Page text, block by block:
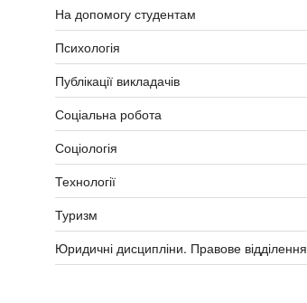
На допомогу студентам
Психологія
Публікації викладачів
Соціальна робота
Соціологія
Технології
Туризм
Юридичні дисципліни. Правове відділення